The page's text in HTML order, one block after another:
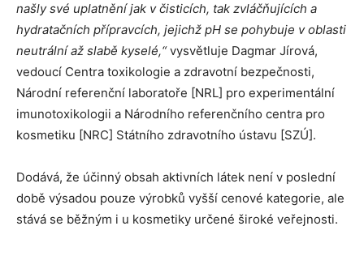
našly své uplatnění jak v čisticích, tak zvláčňujících a
hydratačních přípravcích, jejichž pH se pohybuje v oblasti
neutrální až slabě kyselé,“vysvětluje Dagmar Jírová,
vedoucí Centra toxikologie a zdravotní bezpečnosti,
Národní referenční laboratoře [NRL] pro experimentální
imunotoxikologii a Národního referenčního centra pro
kosmetiku [NRC] Státního zdravotního ústavu [SZÚ].
Dodává, že účinný obsah aktivních látek není v poslední
době výsadou pouze výrobků vyšší cenové kategorie, ale
stává se běžným i u kosmetiky určené široké veřejnosti.